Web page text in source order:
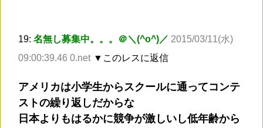
19: 名無し募集中。。。＠＼(^o^)／ 2015/03/11(水)
09:00:39.46 0.net ▼このレスに返信
アメリカは小学生からスクールに通ってコンテ
ストの繰り返しだからな
日本よりもはるかに競争が激しいし低年齢から